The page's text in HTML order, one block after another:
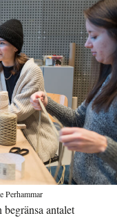
Perhammar
antalet